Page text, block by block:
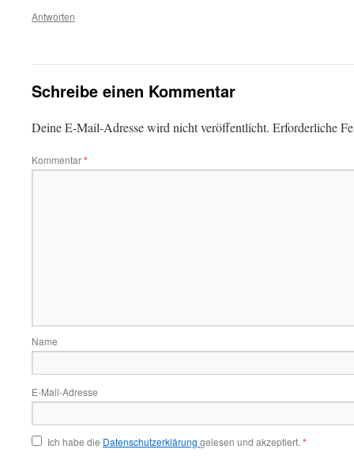
Antworten
Schreibe einen Kommentar
Deine E-Mail-Adresse wird nicht veröffentlicht. Erforderliche
Kommentar*
Name
E-Mail-Adresse
Ich habe die Datenschutzerklärung gelesen und akzeptiert. *